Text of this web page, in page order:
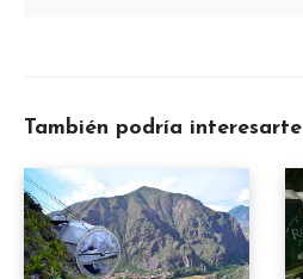
También podría interesarte